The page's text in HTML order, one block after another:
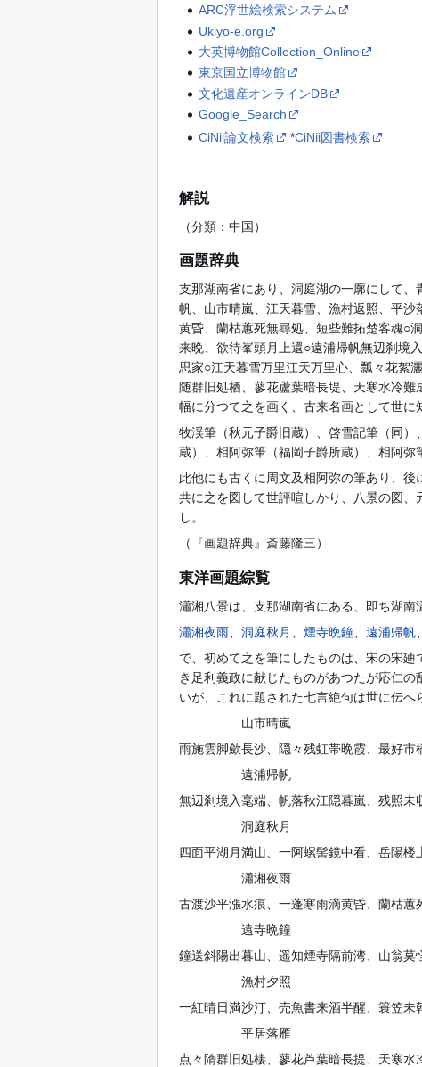
ARC浮世絵検索システム
Ukiyo-e.org
大英博物館Collection_Online
東京国立博物館
文化遺産オンラインDB
Google_Search
CiNii論文検索
*CiNii図書検索
解説
（分類：中国）
画題辞典
支那湖南省にあり、洞庭湖の一廓にして
帆、山市晴嵐、江天暮雪、漁村返照、平
黄昏、蘭枯蕙死無尋処、短些難拓楚客魂○
来晩、欲待峯頭月上還○遠浦帰帆無辺刹境
思家○江天暮雪万里江天万里心、瓢々花絮
随群旧処栖、蓼花蘆葉暗長堤、天寒水冷
幅に分つて之を画く、古来名画として世に
牧渓筆（秋元子爵旧蔵）、啓雪記筆（同
蔵）、相阿弥筆（福岡子爵所蔵）、相阿弥
此他にも古くに周文及相阿弥の筆あり、
共に之を図して世評喧しかり、八景の図
し。
（『画題辞典』斎藤隆三）
東洋画題綜覧
瀟湘八景は、支那湖南省にある、即ち湖南
瀟湘夜雨
洞庭秋月 煙寺晩鐘 遠浦帰帆
で、初めて之を筆にしたものは、宋の宋
き足利義政に献じたものがあつたが応仁
いが、これに題された七言絶句は世に伝へ
山市晴嵐
雨施雲脚歛長沙、隠々残虹帯晩霞、最好市
遠浦帰帆
無辺刹境入毫端、帆落秋江隠暮嵐、残照未
洞庭秋月
四面平湖月満山、一阿螺髻鏡中看、岳陽楼
瀟湘夜雨
古渡沙平漲水痕、一蓬寒雨滴黄昏、蘭枯蕙
遠寺晩鐘
鐘送斜陽出暮山、遥知煙寺隔前湾、山翁莫
漁村夕照
一紅晴日満沙汀、売魚書来酒半醒、簑笠未
平居落雁
点々隋群旧処棲、蓼花芦葉暗長提、天寒水